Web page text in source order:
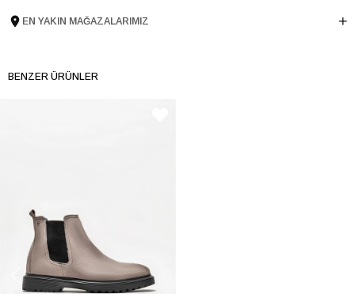
Taban Yüksekliği 3.5 cm
EN YAKIN MAĞAZALARIMIZ
BENZER ÜRÜNLER